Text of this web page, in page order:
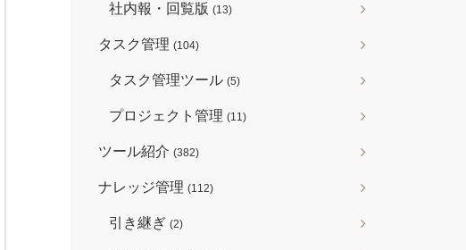
社内報・回覧版 (13)
タスク管理 (104)
タスク管理ツール (5)
プロジェクト管理 (11)
ツール紹介 (382)
ナレッジ管理 (112)
引き継ぎ (2)